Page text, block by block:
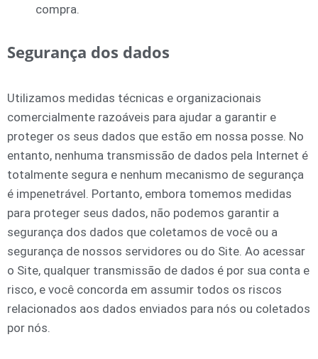
compra.
Segurança dos dados
Utilizamos medidas técnicas e organizacionais
comercialmente razoáveis para ajudar a garantir e
proteger os seus dados que estão em nossa posse. No
entanto, nenhuma transmissão de dados pela Internet é
totalmente segura e nenhum mecanismo de segurança
é impenetrável. Portanto, embora tomemos medidas
para proteger seus dados, não podemos garantir a
segurança dos dados que coletamos de você ou a
segurança de nossos servidores ou do Site. Ao acessar
o Site, qualquer transmissão de dados é por sua conta e
risco, e você concorda em assumir todos os riscos
relacionados aos dados enviados para nós ou coletados
por nós.